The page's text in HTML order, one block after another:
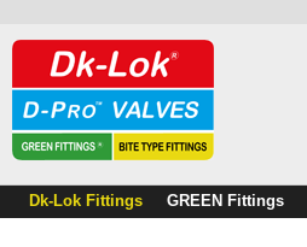
Dk-Lok Fittings GREEN Fittings